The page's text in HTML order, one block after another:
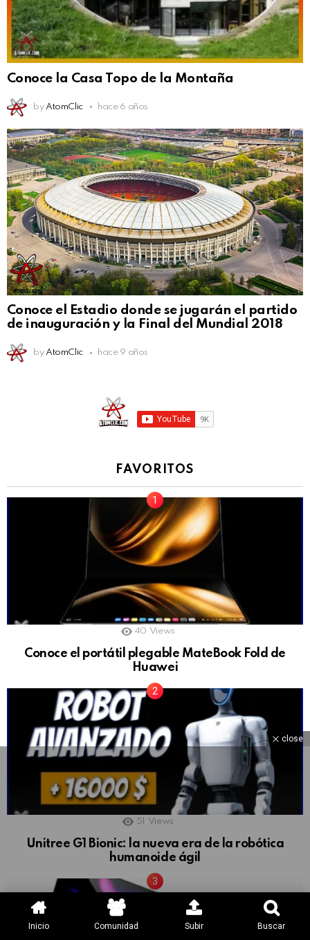
Conoce la Casa Topo de la Montaña
by AtomClic hace 6 años
Conoce el Estadio donde se jugarán el partido
de inauguración y la Final del Mundial 2018
by AtomClic hace 9 años
FAVORITOS
40 Views
Conoce el portátil plegable MateBook Fold de
Huawei
51 Views
Unitree G1 Bionic: la nueva era de la robótica
humanoide ágil
close
Inicio Comunidad Subir Buscar